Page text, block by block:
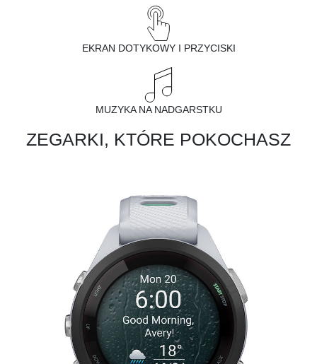
EKRAN DOTYKOWY I PRZYCISKI
MUZYKA NA NADGARSTKU
ZEGARKI, KTÓRE POKOCHASZ